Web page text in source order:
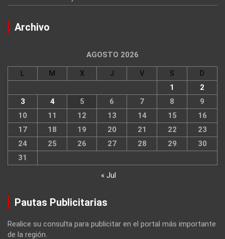
Archivo
AGOSTO 2026
L M X J V S
D
1
2
3
4 5 6 7 8
9
10
11 12 13 14 15
16
17
18 19 20 21 22
23
24
25 26 27 28 29
30
31
« Jul
Pautas Publicitarias
Realice su consulta para publicitar en el portal más importante
de la región.